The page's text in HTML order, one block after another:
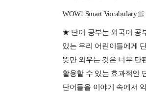
WOW! Smart Vocabulary
★ 단어 공부는 외국어 공
있는 우리 어린이들에게
뜻만 외우는 것은 너무 단
활용할 수 있는 효과적인
단어들을 이야기 속에서